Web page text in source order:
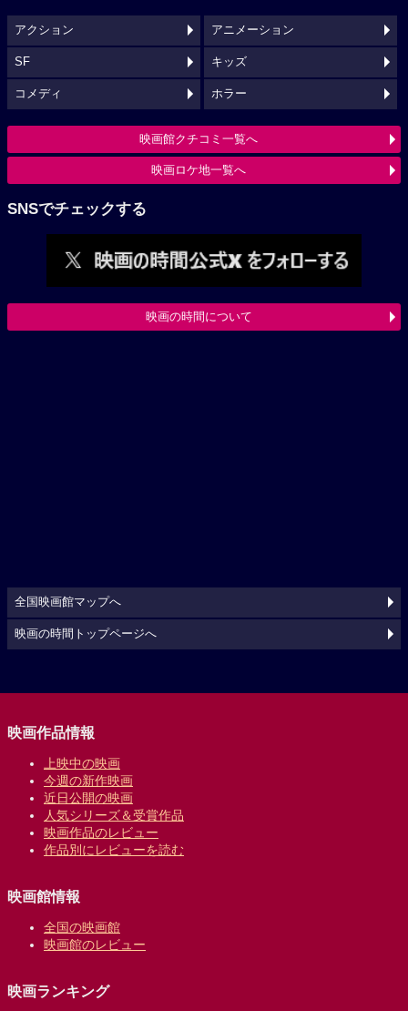
アクション アニメーション
SF キッズ
コメディ ホラー
映画館クチコミ一覧へ
映画ロケ地一覧へ
SNSでチェックする
映画の時間について
全国映画館マップへ
映画の時間トップページへ
映画作品情報
上映中の映画
今週の新作映画
近日公開の映画
人気シリーズ＆受賞作品
映画作品のレビュー
作品別にレビューを読む
映画館情報
全国の映画館
映画館のレビュー
映画ランキング